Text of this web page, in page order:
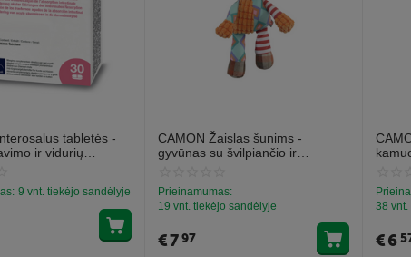
tabletės -
ir vidurių
9 vnt. tiekėjo sandėlyje
CAMON Žaislas šunims -
gyvūnas su švilpiančio ir
Prieinamumas:
19 vnt. tiekėjo sandėlyje
€797
38
€6